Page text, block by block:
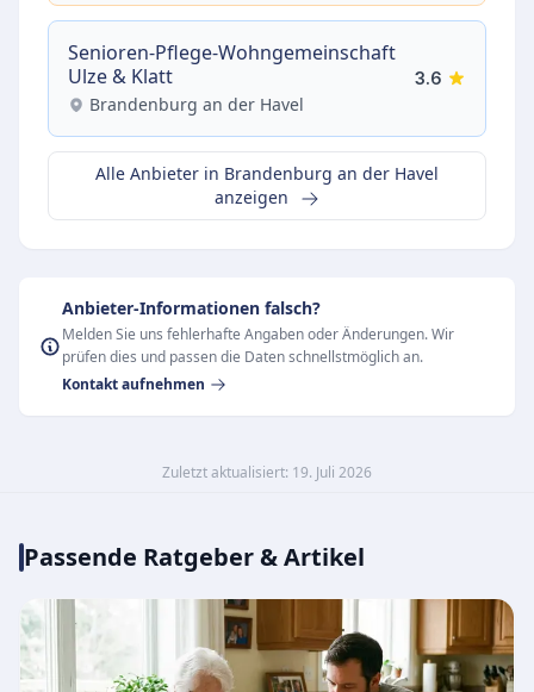
Senioren-Pflege-Wohngemeinschaft
Ulze & Klatt
Brandenburg an der Havel
3.6
Alle Anbieter in Brandenburg an der Havel
anzeigen
Anbieter-Informationen falsch?
Melden Sie uns fehlerhafte Angaben oder Änderungen. Wir
prüfen dies und passen die Daten schnellstmöglich an.
Kontakt aufnehmen
Zuletzt aktualisiert: 19. Juli 2026
Passende Ratgeber & Artikel